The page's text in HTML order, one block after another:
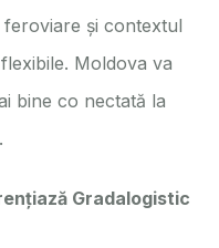
și contextul
Moldova va
bine co nectată la
Gradalogistic